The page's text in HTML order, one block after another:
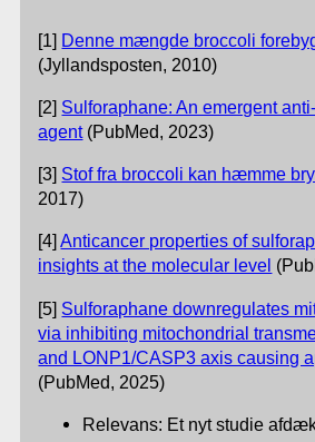
[1] Denne mængde broccoli
(Jyllandsposten, 2010)
[2] Sulforaphane: An emergent
agent(PubMed, 2023)
[3] Stof fra broccoli kan hæmme
2017)
[4]Anticancer properties of
insights at the molecular level
[5] Sulforaphane downregulates
via inhibiting mitochondrial
and LONP1/CASP3 axis causing
(PubMed, 2025)
Relevans: Et nyt studie